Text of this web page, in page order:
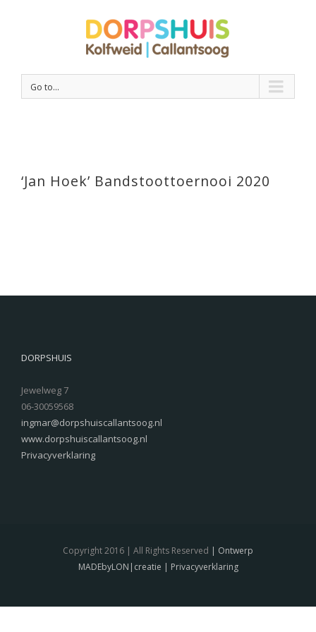
Go to...
‘Jan Hoek’ Bandstoottoernooi 2020
DORPSHUIS
Jewelweg 7
06-30059568
ingmar@dorpshuiscallantsoog.nl
www.dorpshuiscallantsoog.nl
Privacyverklaring
Copyright 2016 | All Rights Reserved | Ontwerp
MADEbyLON|creatie | Privacyverklaring